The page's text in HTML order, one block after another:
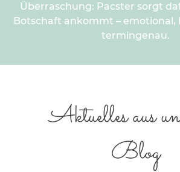
Überraschung: Pacster sorgt
Botschaft ankommt – emotional,
termingenau.
Aktuelles aus
Blog